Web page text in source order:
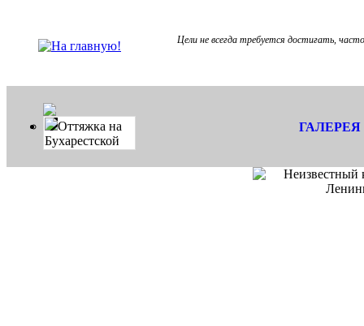
Цели не всегда требуется достигать,
Оттяжка на
Бухарестской
ГАЛЕРЕЯ